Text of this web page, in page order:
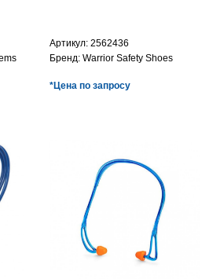
Артикул: 2562436
Бренд: Warrior Safety Shoes
*Цена по запросу